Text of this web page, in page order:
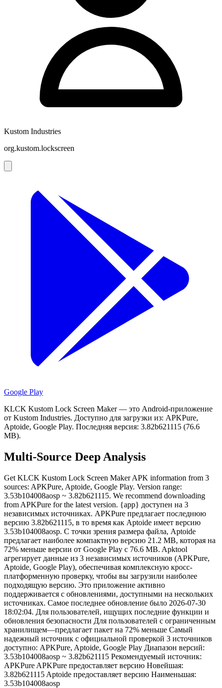
Kustom Industries
org.kustom.lockscreen
Google Play
KLCK Kustom Lock Screen Maker — это Android-приложение
от Kustom Industries. Доступно для загрузки из: APKPure,
Aptoide, Google Play. Последняя версия: 3.82b621115 (76.6
MB).
Multi-Source Deep Analysis
Get KLCK Kustom Lock Screen Maker APK information from 3
sources: APKPure, Aptoide, Google Play. Version range:
3.53b104008aosp ~ 3.82b621115. We recommend downloading
from APKPure for the latest version. {app} доступен на 3
независимых источниках. APKPure предлагает последнюю
версию 3.82b621115, в то время как Aptoide имеет версию
3.53b104008aosp. С точки зрения размера файла, Aptoide
предлагает наиболее компактную версию 21.2 MB, которая на
72% меньше версии от Google Play с 76.6 MB. Apktool
агрегирует данные из 3 независимых источников (APKPure,
Aptoide, Google Play), обеспечивая комплексную кросс-
платформенную проверку, чтобы вы загрузили наиболее
подходящую версию. Это приложение активно
поддерживается с обновлениями, доступными на нескольких
источниках. Самое последнее обновление было 2026-07-30
18:02:04. Для пользователей, ищущих последние функции и
обновления безопасности Для пользователей с ограниченным
хранилищем—предлагает пакет на 72% меньше Самый
надежный источник с официальной проверкой 3 источников
доступно: APKPure, Aptoide, Google Play Диапазон версий:
3.53b104008aosp ~ 3.82b621115 Рекомендуемый источник:
APKPure APKPure предоставляет версию Новейшая:
3.82b621115 Aptoide предоставляет версию Наименьшая:
3.53b104008aosp